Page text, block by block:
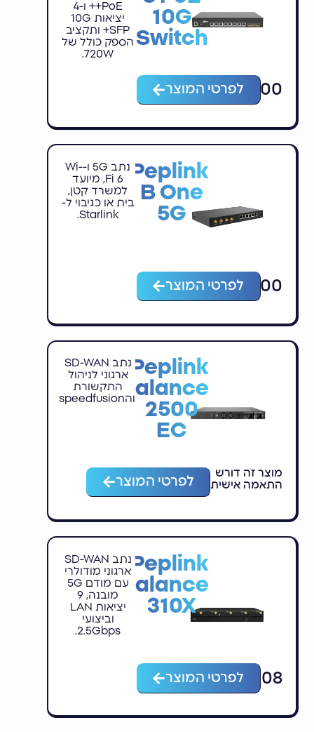
10G
Switch
PoE++ ו-4
יציאות 10G
SFP+ ותקציב
הספק כולל של
720W.
₪3,900לפרטי המוצר
Peplink
B One
5G
נתב 5G ו-Wi-
Fi 6, מיועד
למשרד קטן,
בית או כגיבוי ל-
Starlink.
₪2,900לפרטי המוצר
Peplink
Balance
2500
EC
נתב SD-WAN
ארגוני לניהול
התקשורת
והspeedfusion
מוצר זה דורש
התאמה אישית
לפרטי המוצר
Peplink
Balance
310X
נתב SD-WAN
ארגוני מודולרי
עם מודם 5G
מובנה, 9
יציאות LAN
וביצועי
2.5Gbps.
₪13,908לפרטי המוצר